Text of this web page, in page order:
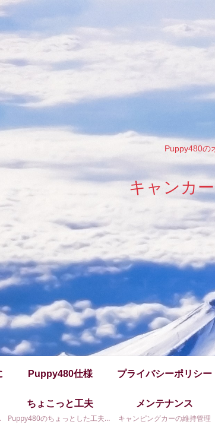
Puppy480の
キャンカ
Puppy480仕様 プライバシーポリシー
Ｙ等
ちょこっと工夫
Puppy480のちょっとした工夫です
メンテナンス
キャンピングカーの維持管理